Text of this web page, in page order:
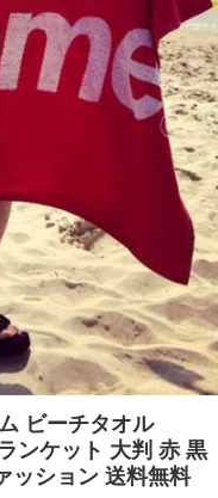
ビーチタオル
ンケット 大判 赤 黒
ッション 送料無料